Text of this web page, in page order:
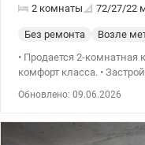
2 комнаты 72/27/22
Без ремонта Возле
• Продается 2-комнатная
комфорт класса. •
Обновлено: 09.06.2026